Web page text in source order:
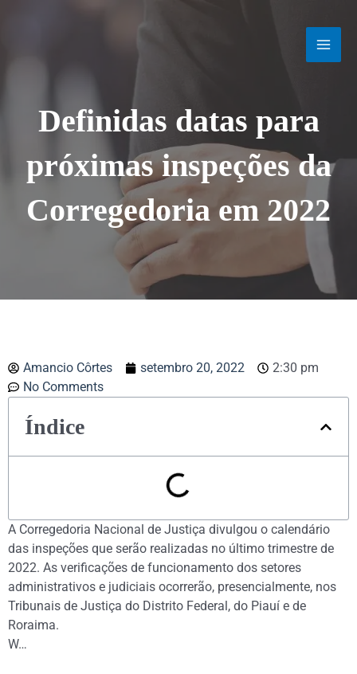
Definidas datas para
próximas inspeções da
Corregedoria em 2022
Amancio Côrtes setembro 20, 2022
2:30 pm
No Comments
Índice
A Corregedoria Nacional de Justiça divulgou o calendário
das inspeções que serão realizadas no último trimestre de
2022. As verificações de funcionamento dos setores
administrativos e judiciais ocorrerão, presencialmente, nos
Tribunais de Justiça do Distrito Federal, do Piauí e de
Roraima.
W…